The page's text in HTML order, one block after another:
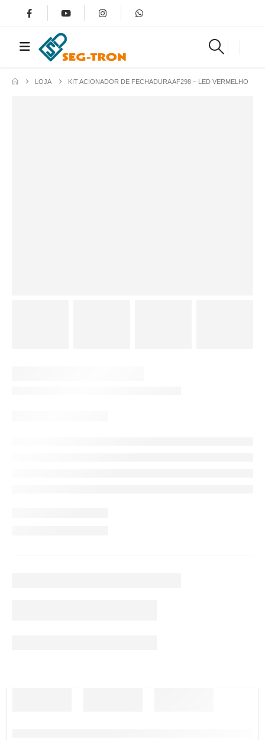
LOJA KIT ACIONADOR DE FECHADURA AF298 – LED VERMELHO